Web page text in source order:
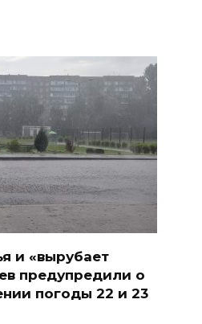
и «вырубает
предупредили о
погоды 22 и 23